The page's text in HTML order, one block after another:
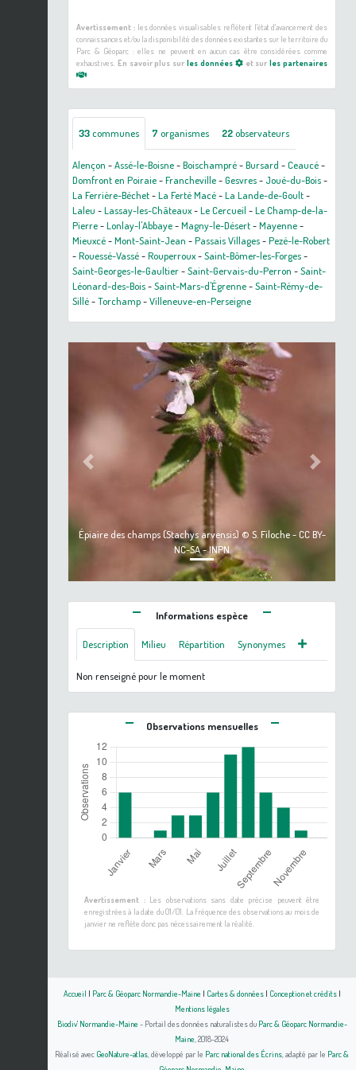
Avertissement :les données visualisables reflètent l'état d'avancement des
connaissances et/ou la disponibilité des données existantes sur le territoire du
Parc & Géoparc : elles ne peuvent en aucun cas être considérées comme
exhaustives. En savoir plus sur les données et surles partenaires
33communes 7 organismes 22observateurs
Alençon -Assé-le-Boisne-Boischampré-Bursard -Ceaucé-
Domfront en Poiraie-Francheville-Gesvres- Joué-du-Bois-
La Ferrière-Béchet-La Ferté Macé-La Lande-de-Goult-
Laleu -Lassay-les-Châteaux-Le Cercueil -Le Champ-de-la-
Pierre-Lonlay-l'Abbaye-Magny-le-Désert-Mayenne-
Mieuxcé-Mont-Saint-Jean -Passais Villages-Pezé-le-Robert
-Rouessé-Vassé-Rouperroux-Saint-Bômer-les-Forges-
Saint-Georges-le-Gaultier-Saint-Gervais-du-Perron -Saint-
Léonard-des-Bois-Saint-Mars-d'Égrenne-Saint-Rémy-de-
Sillé-Torchamp-Villeneuve-en-Perseigne
Épiaire des champs (Stachys arvensis) © S. Filoche - CC BY-
NC-SA - INPN
Previous Next
Informations espèce
Description Milieu Répartition Synonymes
Non renseigné pour le moment
Observations mensuelles
Avertissement :Les observations sans date précise peuvent être
enregistrées à la date du 01/01. La fréquence des observations au mois de
janvier ne reflète donc pas nécessairement la réalité.
Accueil | Parc & Géoparc Normandie-Maine | Cartes & données| Conception et crédits|
Mentions légales
Biodiv' Normandie-Maine - Portail des données naturalistes du Parc & Géoparc Normandie-
Maine , 2018-2024
Réalisé avec GeoNature-atlas , développé par le Parc national des Écrins , adapté par le Parc &